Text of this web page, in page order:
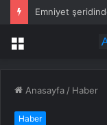
Menü
Anasayfa / Haber
Haber